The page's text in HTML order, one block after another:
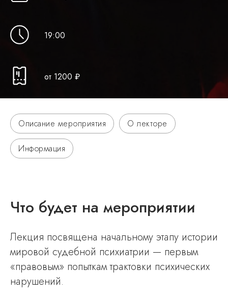
19:00
от 12 00 ₽
Описание мероприятия О лекторе
Информация
Что будет на мероприятии
Лекция посвящена начальному этапу истории
мировой судебной психиатрии — первым
«правовым» попыткам трактовки психических
нарушений.